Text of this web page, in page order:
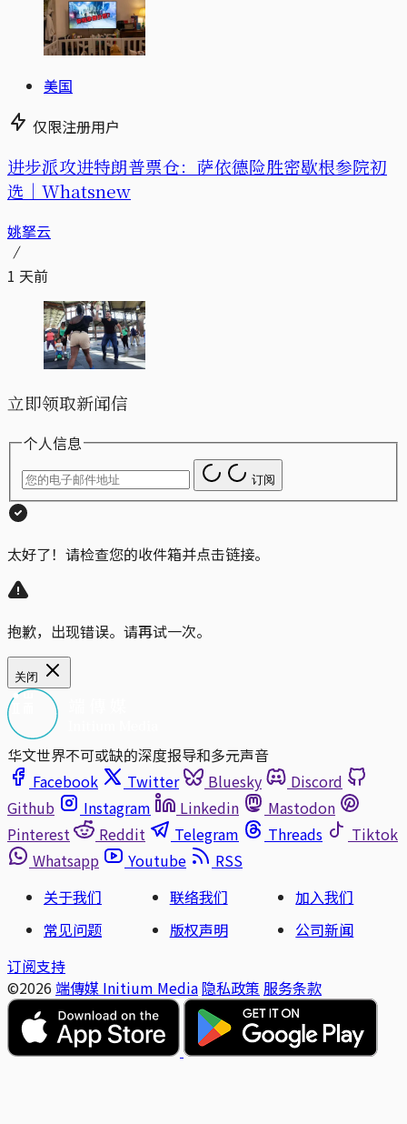
美国
仅限注册用户
进步派攻进特朗普票仓：萨依德险胜密歇根参院初
选｜Whatsnew
姚拏云
1 天前
立即领取新闻信
个人信息
订阅
太好了！请检查您的收件箱并点击链接。
抱歉，出现错误。请再试一次。
关闭
华文世界不可或缺的深度报导和多元声音
Facebook
Twitter Bluesky
Discord
Github
Instagram Linkedin
Mastodon
Pinterest
Reddit Telegram Threads
Tiktok
Whatsapp
Youtube
RSS
关于我们
联络我们
加入我们
常见问题
版权声明
公司新闻
订阅支持
©2026 端傳媒 Initium Media 隐私政策 服务条款